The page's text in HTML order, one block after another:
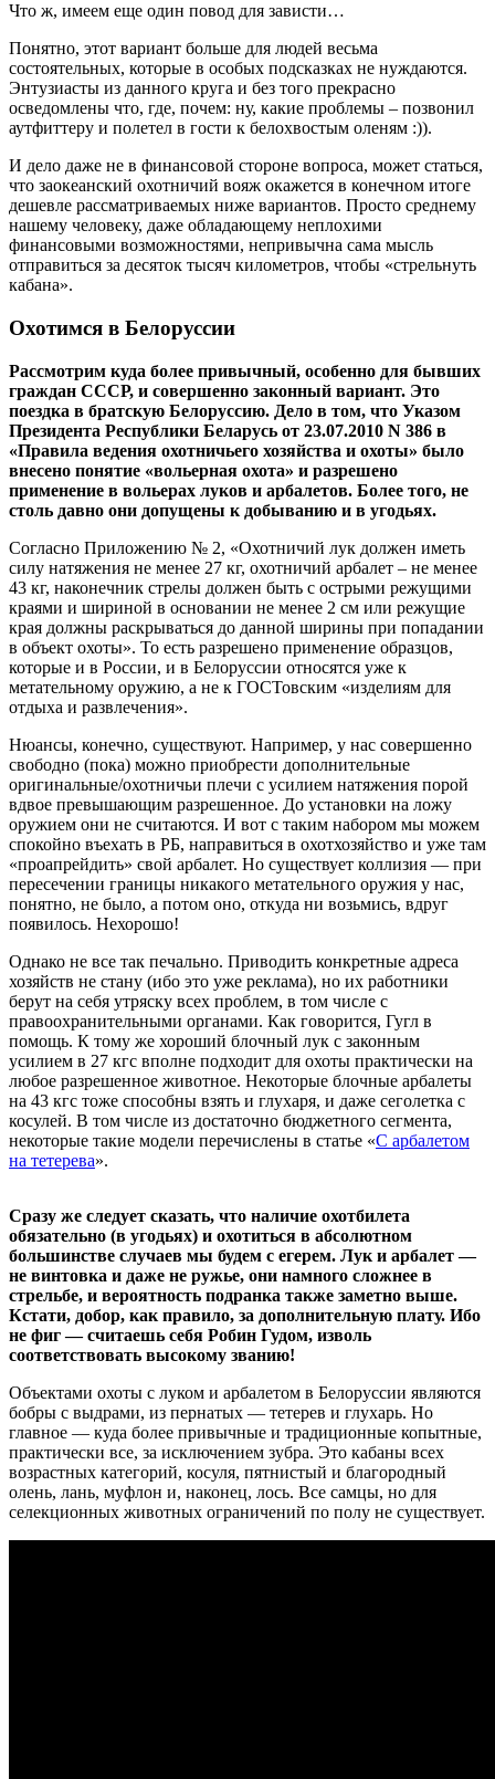
Что ж, имеем еще один повод для зависти…
Понятно, этот вариант больше для людей весьма
состоятельных, которые в особых подсказках не нуждаются.
Энтузиасты из данного круга и без того прекрасно
осведомлены что, где, почем: ну, какие проблемы – позвонил
аутфиттеру и полетел в гости к белохвостым оленям :)).
И дело даже не в финансовой стороне вопроса, может статься,
что заокеанский охотничий вояж окажется в конечном итоге
дешевле рассматриваемых ниже вариантов. Просто среднему
нашему человеку, даже обладающему неплохими
финансовыми возможностями, непривычна сама мысль
отправиться за десяток тысяч километров, чтобы «стрельнуть
кабана».
Охотимся в Белоруссии
Рассмотрим куда более привычный, особенно для бывших
граждан СССР, и совершенно законный вариант. Это
поездка в братскую Белоруссию. Дело в том, что Указом
Президента Республики Беларусь от 23.07.2010 N 386 в
«Правила ведения охотничьего хозяйства и охоты» было
внесено понятие «вольерная охота» и разрешено
применение в вольерах луков и арбалетов. Более того, не
столь давно они допущены к добыванию и в угодьях.
Согласно Приложению № 2, «Охотничий лук должен иметь
силу натяжения не менее 27 кг, охотничий арбалет – не менее
43 кг, наконечник стрелы должен быть с острыми режущими
краями и шириной в основании не менее 2 см или режущие
края должны раскрываться до данной ширины при попадании
в объект охоты». То есть разрешено применение образцов,
которые и в России, и в Белоруссии относятся уже к
метательному оружию, а не к ГОСТовским «изделиям для
отдыха и развлечения».
Нюансы, конечно, существуют. Например, у нас совершенно
свободно (пока) можно приобрести дополнительные
оригинальные/охотничьи плечи с усилием натяжения порой
вдвое превышающим разрешенное. До установки на ложу
оружием они не считаются. И вот с таким набором мы можем
спокойно въехать в РБ, направиться в охотхозяйство и уже там
«проапрейдить» свой арбалет. Но существует коллизия — при
пересечении границы никакого метательного оружия у нас,
понятно, не было, а потом оно, откуда ни возьмись, вдруг
появилось. Нехорошо!
Однако не все так печально. Приводить конкретные адреса
хозяйств не стану (ибо это уже реклама), но их работники
берут на себя утряску всех проблем, в том числе с
правоохранительными органами. Как говорится, Гугл в
помощь. К тому же хороший блочный лук с законным
усилием в 27 кгс вполне подходит для охоты практически на
любое разрешенное животное. Некоторые блочные арбалеты
на 43 кгс тоже способны взять и глухаря, и даже сеголетка с
косулей. В том числе из достаточно бюджетного сегмента,
некоторые такие модели перечислены в статье «С арбалетом
на тетерева».
Сразу же следует сказать, что наличие охотбилета
обязательно (в угодьях) и охотиться в абсолютном
большинстве случаев мы будем с егерем. Лук и арбалет —
не винтовка и даже не ружье, они намного сложнее в
стрельбе, и вероятность подранка также заметно выше.
Кстати, добор, как правило, за дополнительную плату. Ибо
не фиг — считаешь себя Робин Гудом, изволь
соответствовать высокому званию!
Объектами охоты с луком и арбалетом в Белоруссии являются
бобры с выдрами, из пернатых — тетерев и глухарь. Но
главное — куда более привычные и традиционные копытные,
практически все, за исключением зубра. Это кабаны всех
возрастных категорий, косуля, пятнистый и благородный
олень, лань, муфлон и, наконец, лось. Все самцы, но для
селекционных животных ограничений по полу не существует.